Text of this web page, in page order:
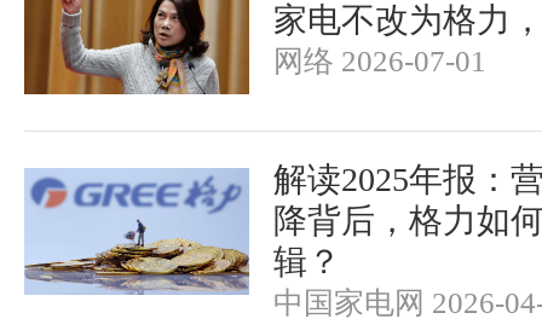
家电不改为格力
网络 2026-07-01
解读2025年报：
降背后，格力如
辑？
中国家电网 2026-